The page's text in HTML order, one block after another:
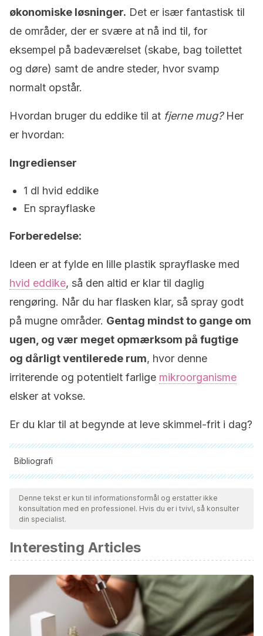
økonomiske løsninger. Det er især fantastisk til
de områder, der er svære at nå ind til, for
eksempel på badeværelset (skabe, bag toilettet
og døre) samt de andre steder, hvor svamp
normalt opstår.
Hvordan bruger du eddike til at fjerne mug?Her
er hvordan:
Ingredienser
1 dl hvid eddike
En sprayflaske
Forberedelse:
Ideen er at fylde en lille plastik sprayflaske med
hvid eddike, så den altid er klar til daglig
rengøring. Når du har flasken klar, så spray godt
på mugne områder. Gentag mindst to gange om
ugen, og vær meget opmærksom på fugtige
og dårligt ventilerede rum, hvor denne
irriterende og potentielt farlige mikroorganisme
elsker at vokse.
Er du klar til at begynde at leve skimmel-frit i dag?
Bibliografi
Alle citerede kilder blev grundigt gennemgået af vores team
for at sikre deres kvalitet, pålidelighed, aktualitet og validitet.
Bibliografien i denne artikel blev betragtet som pålidelig og af
A brief guide to mold, moisture, and your home: Mold
basics. (2012).
epa.gov/mold/brief-guide-mold-moisture-and-your-home
Mold allergy. (2015).
aafa.org/page/mold-allergy.aspx
Cháfer, M., Sánchez-González, L., González-Martínez, C., &
Denne tekst er kun til informationsformål og erstatter ikke
konsultation med en professionel. Hvis du er i tvivl, så konsulter
din specialist.
Interesting Articles